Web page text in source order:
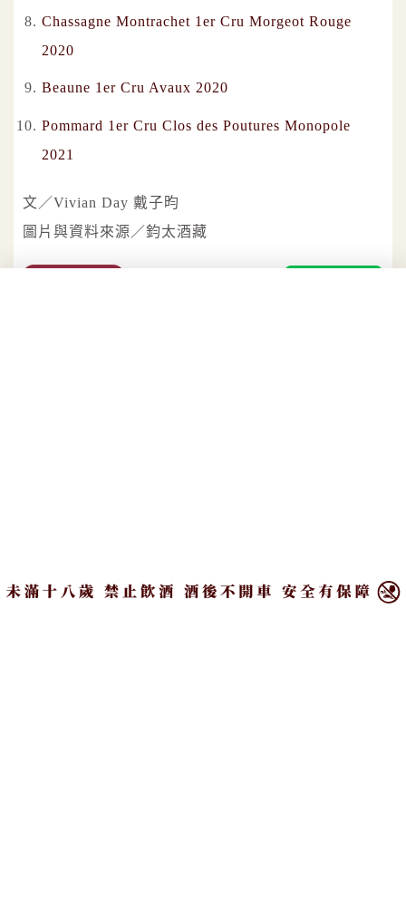
Chassagne Montrachet 1er Cru Morgeot Rouge
2020
Beaune 1er Cru Avaux 2020
Pommard 1er Cru Clos des Poutures Monopole
2021
文／Vivian Day 戴子昀
圖片與資料來源／鈞太酒藏